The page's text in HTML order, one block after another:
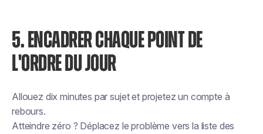
5. ENCADRER CHAQUE POINT DE
L'ORDRE DU JOUR
Allouez dix minutes par sujet et projetez un compte à
rebours.
Atteindre zéro ? Déplacez le problème vers la liste des